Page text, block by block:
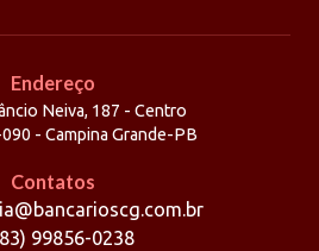
Endereço
Neiva, 187 - Centro
- Campina Grande-PB
Contatos
99856-0238